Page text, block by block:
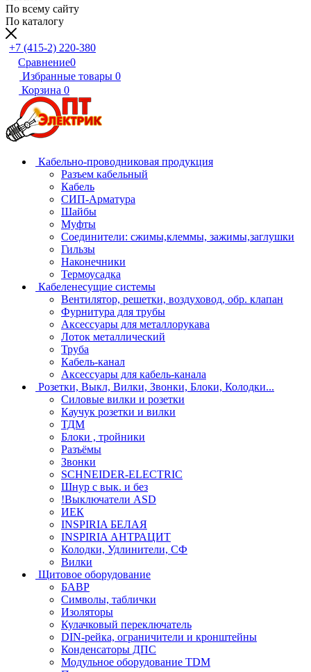
По всему сайту
По каталогу
+7 (415-2) 220-380
Сравнение0
Избранные товары 0
Корзина 0
Кабельно-проводниковая продукция
Разъем кабельный
Кабель
СИП-Арматура
Шайбы
Муфты
Соединители: сжимы,клеммы, зажимы,заглушки
Гильзы
Наконечники
Термоусадка
Кабеленесущие системы
Вентилятор, решетки, воздуховод, обр. клапан
Фурнитура для трубы
Аксессуары для металлорукава
Лоток металлический
Труба
Кабель-канал
Аксессуары для кабель-канала
Розетки, Выкл, Вилки, Звонки, Блоки, Колодки...
Силовые вилки и розетки
Каучук розетки и вилки
ТДМ
Блоки , тройники
Разъёмы
Звонки
SCHNEIDER-ELECTRIC
Шнур с вык. и без
!Выключатели ASD
ИЕК
INSPIRIA БЕЛАЯ
INSPIRIA АНТРАЦИТ
Колодки, Удлинители, СФ
Вилки
Щитовое оборудование
БАВР
Символы, таблички
Изоляторы
Кулачковый переключатель
DIN-рейка, ограничители и кронштейны
Конденсаторы ДПС
Модульное оборудование TDM